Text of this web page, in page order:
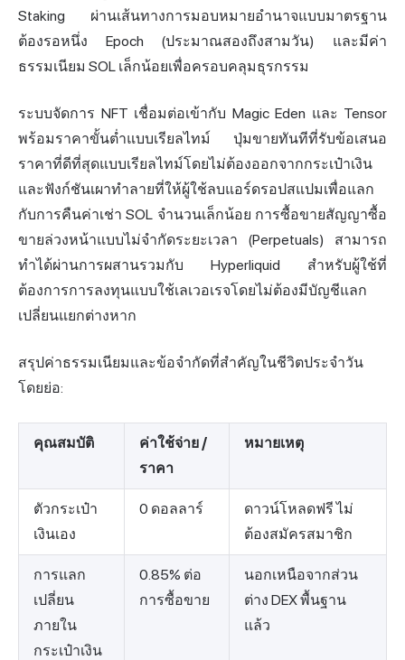
Staking ผ่านเส้นทางการมอบหมายอำนาจแบบมาตรฐาน
ต้องรอหนึ่ง Epoch (ประมาณสองถึงสามวัน) และมีค่า
ธรรมเนียม SOL เล็กน้อยเพื่อครอบคลุมธุรกรรม
ระบบจัดการ NFT เชื่อมต่อเข้ากับ Magic Eden และ Tensor
พร้อมราคาขั้นต่ำแบบเรียลไทม์ ปุ่มขายทันทีที่รับข้อเสนอ
ราคาที่ดีที่สุดแบบเรียลไทม์โดยไม่ต้องออกจากกระเป๋าเงิน
และฟังก์ชันเผาทำลายที่ให้ผู้ใช้ลบแอร์ดรอปสแปมเพื่อแลก
กับการคืนค่าเช่า SOL จำนวนเล็กน้อย การซื้อขายสัญญาซื้อ
ขายล่วงหน้าแบบไม่จำกัดระยะเวลา (Perpetuals) สามารถ
ทำได้ผ่านการผสานรวมกับ Hyperliquid สำหรับผู้ใช้ที่
ต้องการการลงทุนแบบใช้เลเวอเรจโดยไม่ต้องมีบัญชีแลก
เปลี่ยนแยกต่างหาก
สรุปค่าธรรมเนียมและข้อจำกัดที่สำคัญในชีวิตประจำวัน
โดยย่อ:
คุณสมบัติ
ค่าใช้จ่าย /
ราคา
หมายเหตุ
ตัวกระเป๋า
เงินเอง
0 ดอลลาร์
ดาวน์โหลดฟรี ไม่
ต้องสมัครสมาชิก
การแลก
เปลี่ยน
ภายใน
กระเป๋าเงิน
0.85% ต่อ
การซื้อขาย
นอกเหนือจากส่วน
ต่าง DEX พื้นฐาน
แล้ว